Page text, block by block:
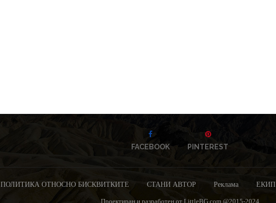
FACEBOOK PINTEREST
ПОЛИТИКА ОТНОСНО БИСКВИТКИТЕ СТАНИ АВТОР Реклама ЕКИП
Проектиран и разработен от LittleBG.com @2015-2024